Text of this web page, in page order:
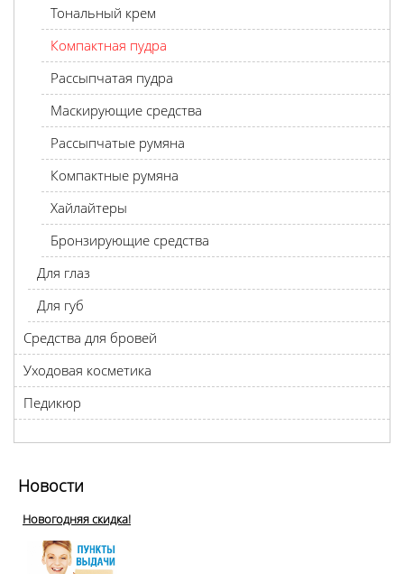
Тональный крем
Компактная пудра
Рассыпчатая пудра
Маскирующие средства
Рассыпчатые румяна
Компактные румяна
Хайлайтеры
Бронзирующие средства
Для глаз
Для губ
Средства для бровей
Уходовая косметика
Педикюр
Новости
Новогодняя скидка!